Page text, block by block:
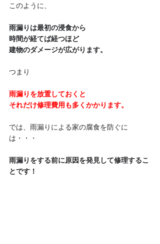
このように、
雨漏りは最初の浸食から
時間が経てば経つほど
建物のダメージが広がります。
つまり
雨漏りを放置しておくと
それだけ修理費用も多くかかります。
では、雨漏りによる家の腐食を防ぐに
は・・・
雨漏りをする前に原因を発見して修理するこ
とです！